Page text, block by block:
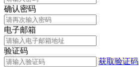
确认密码
电子邮箱
验证码
获取验证码